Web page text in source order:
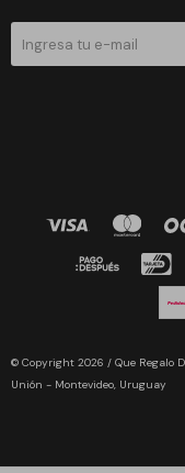
© Copyright 2026 / Que Regalo
Unión - Montevideo, Uruguay